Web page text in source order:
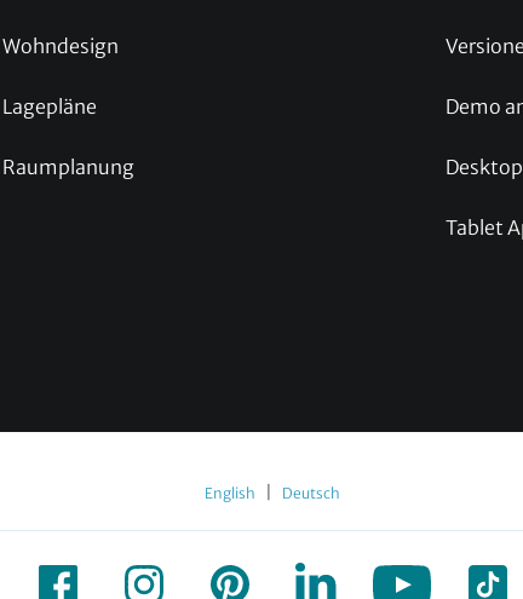
Wohndesign
Lagepläne
Raumplanung
Demo
Tablet
English Deutsch